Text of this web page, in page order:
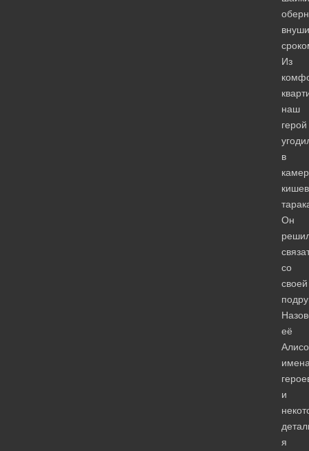
Из
наш
герой
в
Он
со
своей
её
и
я